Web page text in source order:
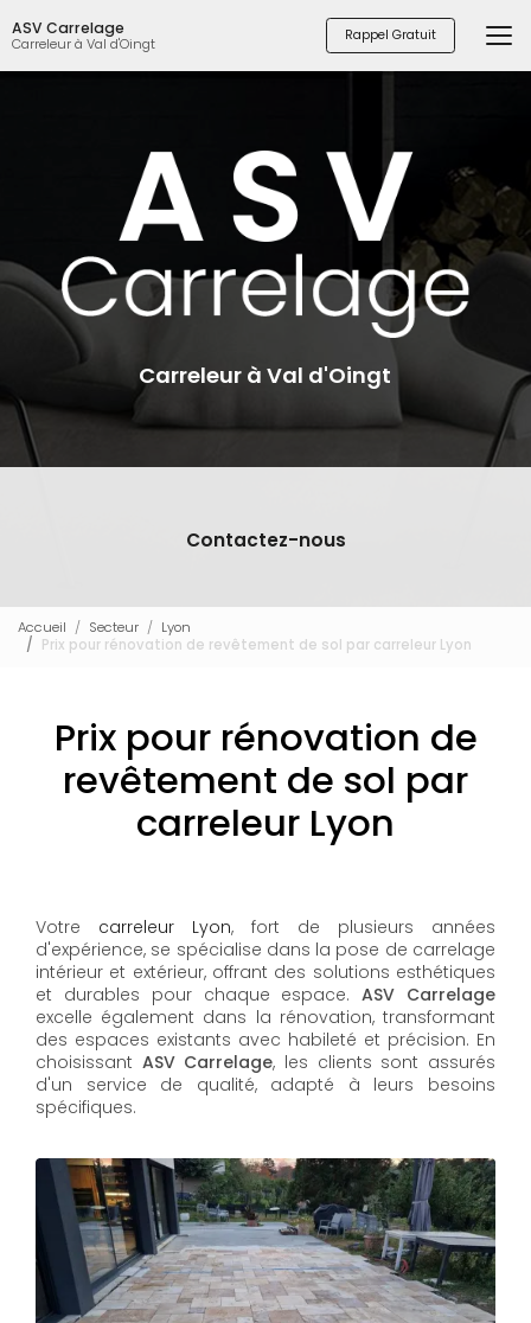
au
contenu
principal
ASV Carrelage
Carreleur à Val d'Oingt Rappel Gratuit
Carreleur à Val d'Oingt
Contactez-nous
Accueil Secteur
Lyon
Prix pour rénovation de revêtement de sol par carreleur Lyon
Prix pour rénovation de
revêtement de sol par
carreleur Lyon
Votre carreleur Lyon, fort de plusieurs années
d'expérience, se spécialise dans la pose de carrelage
intérieur et extérieur, offrant des solutions esthétiques
et durables pour chaque espace.ASV Carrelage
excelle également dans la rénovation, transformant
des espaces existants avec habileté et précision. En
choisissant ASV Carrelage, les clients sont assurés
d'un service de qualité, adapté à leurs besoins
spécifiques.